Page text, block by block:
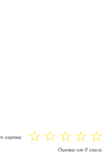
оценка: ☆
☆
☆
☆
☆
Оценка от 0 гласа.